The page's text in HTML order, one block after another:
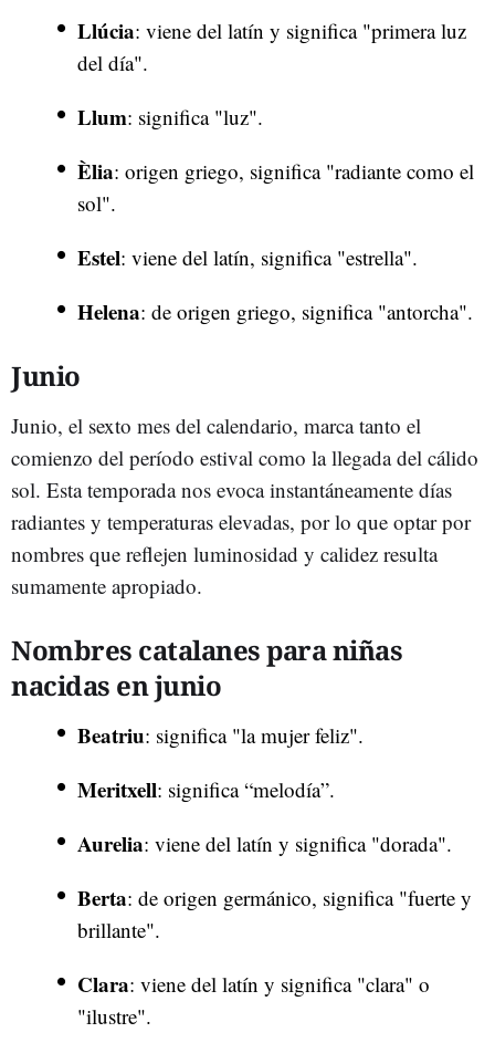
Llúcia: viene del latín y significa "primera luz
del día".
Llum: significa "luz".
Èlia: origen griego, significa "radiante como el
sol".
Estel: viene del latín, significa "estrella".
Helena: de origen griego, significa "antorcha".
Junio
Junio, el sexto mes del calendario, marca tanto el
comienzo del período estival como la llegada del cálido
sol. Esta temporada nos evoca instantáneamente días
radiantes y temperaturas elevadas, por lo que optar por
nombres que reflejen luminosidad y calidez resulta
sumamente apropiado.
Nombres catalanes para niñas
nacidas en junio
Beatriu: significa "la mujer feliz".
Meritxell: significa “melodía”.
Aurelia: viene del latín y significa "dorada".
Berta: de origen germánico, significa "fuerte y
brillante".
Clara: viene del latín y significa "clara" o
"ilustre".